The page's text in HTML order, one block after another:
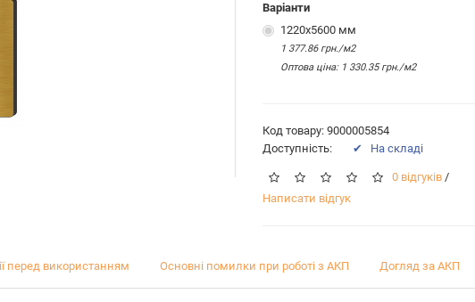
Варіанти
1220х5600 мм
1 377.86 грн./м2
Оптова цiна: 1 330.35 грн./м2
Код товару: 9000005854
Доступність:
✔ На складі
0 відгуків /
Написати відгук
перед використанням Основні помилки при роботі з АКП Догляд за АКП